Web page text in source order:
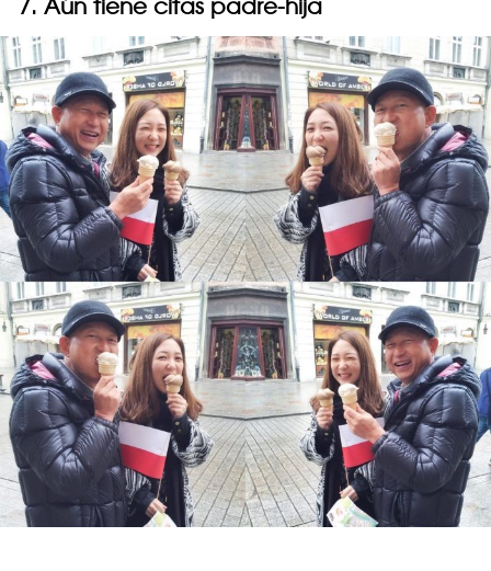
7. Aún tiene citas padre-hija